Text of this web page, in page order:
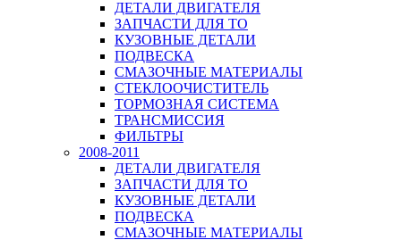
ДЕТАЛИ ДВИГАТЕЛЯ
ЗАПЧАСТИ ДЛЯ ТО
КУЗОВНЫЕ ДЕТАЛИ
ПОДВЕСКА
СМАЗОЧНЫЕ МАТЕРИАЛЫ
СТЕКЛООЧИСТИТЕЛЬ
ТОРМОЗНАЯ СИСТЕМА
ТРАНСМИССИЯ
ФИЛЬТРЫ
2008-2011
ДЕТАЛИ ДВИГАТЕЛЯ
ЗАПЧАСТИ ДЛЯ ТО
КУЗОВНЫЕ ДЕТАЛИ
ПОДВЕСКА
СМАЗОЧНЫЕ МАТЕРИАЛЫ